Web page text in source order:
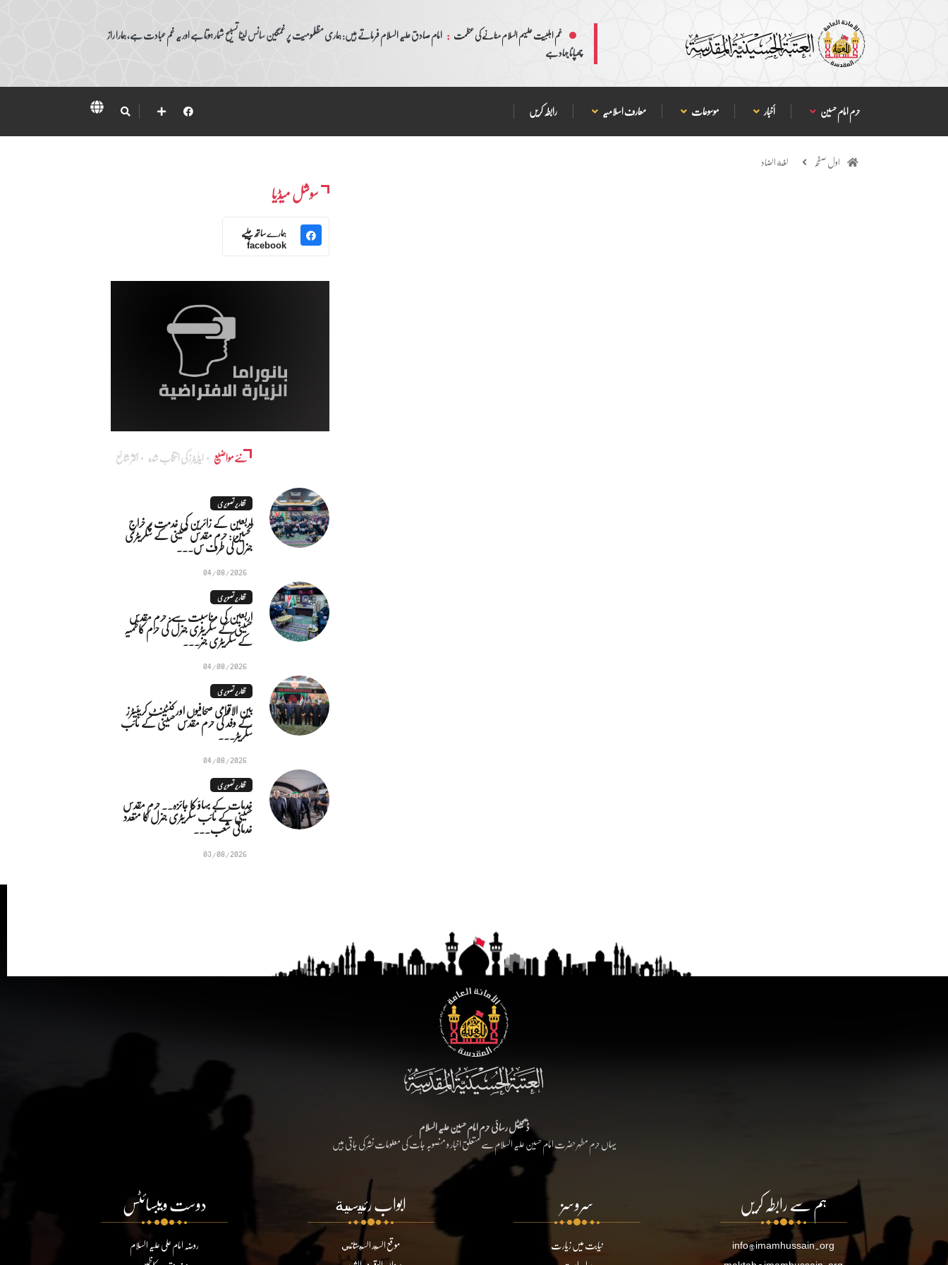
غم اہلبیت علیہم السلام منانے کی عظمت : امام صادق علیہ السلام فرماتے ہیں: ہماری مظلمومیت پر غمگین سانس لینا تسبیح شمار ہوتا ہے اور یہ غم عبادت ہے، ہمارا راز
چھپانا جہاد ہے
حرم امام حسین أخبار موسوعات معارف اسلامیہ رابطہ کریں
اول صفحہ لغة الضاد
سوشل میڈیا
ہمارے ساتھ چلیے
facebook
نئے مواضیع ایڈٰیٹرز کی انتخاب شدہ اکثر شائع
تقاریر تصویری
اربعین کے زائرین کی خدمت پر خراجِ
تحسین: حرم مقدس حسینی کے سکریٹری
جنرل کی طرف س...
04/08/2026
تقاریر تصویری
اربعین کی مناسبت سے: حرم مقدس
حسینی کے سکریٹری جنرل کی حرم کاظمیہ
کے سکریٹری جنر...
04/08/2026
تقاریر تصویری
بین الاقوامی صحافیوں اور کنٹینٹ کریئیٹرز
کے وفد کی حرم مقدس حسینی کے نائب
سکریٹر...
04/08/2026
تقاریر تصویری
خدمات کے بہاؤ کا جائزہ.. حرم مقدس
حسینی کے نائب سکریٹری جنرل کا متعدد
خدماتی شعب...
03/08/2026
ڈیجیٹل رسائی حرم امام حسین علیہ السلام
یہاں حرم مطہر حضرت امام حسین علیہ السلام سے متعلق اخبار و منصوبہ جات کی معلومات نشر کی جاتی ہیں
ہم سے رابطہ کریں
info@imamhussain.org
سروسز
نیابت میں زیارت
ابواب رئيسية
موقع السيد السيستاني
دوست ویبسائٹس
روضہ امام علی علیہ السلام